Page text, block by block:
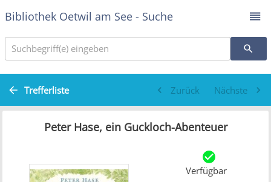
Bibliothek Oetwil am See - Suche
Suchbegriff(e) eingeben
Trefferliste Zurück Nächste
Peter Hase, ein Guckloch-Abenteuer
Verfügbar